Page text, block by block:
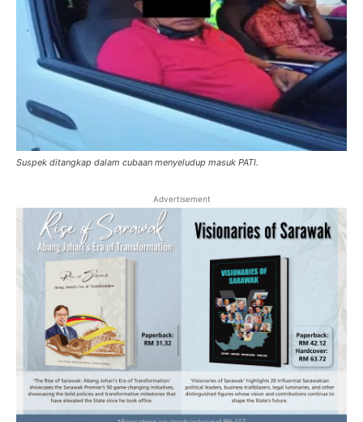
Suspek ditangkap dalam cubaan menyeludup masuk PATI.
Advertisement